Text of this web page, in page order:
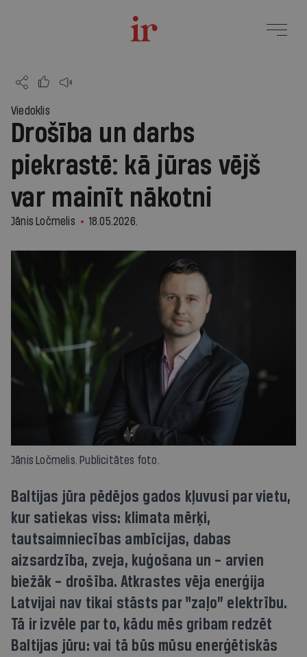
Viedoklis
Drošība un darbs
piekrastē: kā jūras vējš
var mainīt nākotni
Jānis Ločmelis 18.05.2026.
Jānis Ločmelis. Publicitātes foto.
Baltijas jūra pēdējos gados kļuvusi par vietu,
kur satiekas viss: klimata mērķi,
tautsaimniecības ambīcijas, dabas
aizsardzība, zveja, kuģošana un – arvien
biežāk – drošība. Atkrastes vēja enerģija
Latvijai nav tikai stāsts par “zaļo” elektrību.
Tā ir izvēle par to, kādu mēs gribam redzēt
Baltijas jūru: vai tā būs mūsu enerģētiskās